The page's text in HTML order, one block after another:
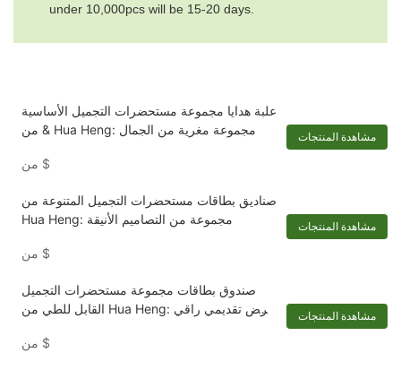
under 10,000pcs will be 15-20 days.
علبة هدايا مجموعة مستحضرات التجميل الأساسية
& من Hua Heng: مجموعة مغرية من الجمال
$
مشاهدة المنتجات
صناديق بطاقات مستحضرات التجميل المتنوعة من
Hua Heng: مجموعة من التصاميم الأنيقة
$
مشاهدة المنتجات
صندوق بطاقات مجموعة مستحضرات التجميل
القابل للطي من Hua Heng: عرض تقديمي راقي
$
مشاهدة المنتجات